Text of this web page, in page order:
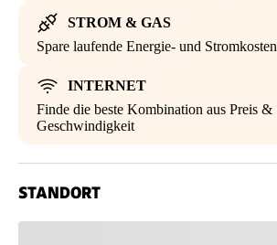
STROM & GAS
Spare laufende Energie- und Stromkosten
INTERNET
Finde die beste Kombination aus Preis &
Geschwindigkeit
STANDORT